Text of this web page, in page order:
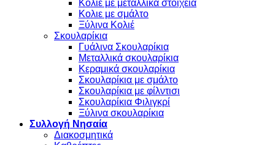
Κολιέ με μεταλλικά στοιχεία
Κολιε με σμάλτο
Ξύλινα Κολιέ
Σκουλαρίκια
Γυάλινα Σκουλαρίκια
Μεταλλικά σκουλαρίκια
Κεραμικά σκουλαρίκια
Σκουλαρίκια με σμάλτο
Σκουλαρίκια με φίλντισι
Σκουλαρίκια Φιλιγκρί
Ξύλινα σκουλαρίκια
Συλλογή Νησαία
Διακοσμητικά